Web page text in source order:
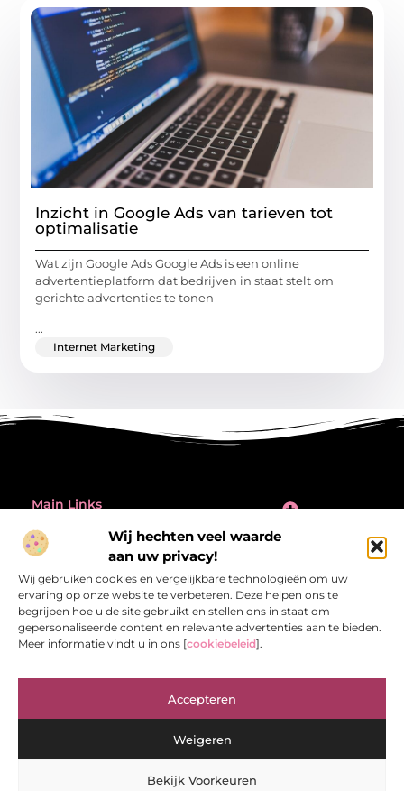
Wij hechten veel waarde
aan uw privacy!
Wij gebruiken cookies en vergelijkbare technologieën om uw
ervaring op onze website te verbeteren. Deze helpen ons te
begrijpen hoe u de site gebruikt en stellen ons in staat om
gepersonaliseerde content en relevante advertenties aan te bieden.
Meer informatie vindt u in ons [cookiebeleid].
Accepteren
Weigeren
Bekijk Voorkeuren
Inzicht in Google Ads van tarieven tot
optimalisatie
Wat zijn Google Ads Google Ads is een online
advertentieplatform dat bedrijven in staat stelt om
gerichte advertenties te tonen
...
Internet Marketing
Main Links
@2025 All Right Reserved.
www.referentiecontrole.nl
Bericht categorie
Referentiecontrole.nl – Jouw bron van
verrassend maken.